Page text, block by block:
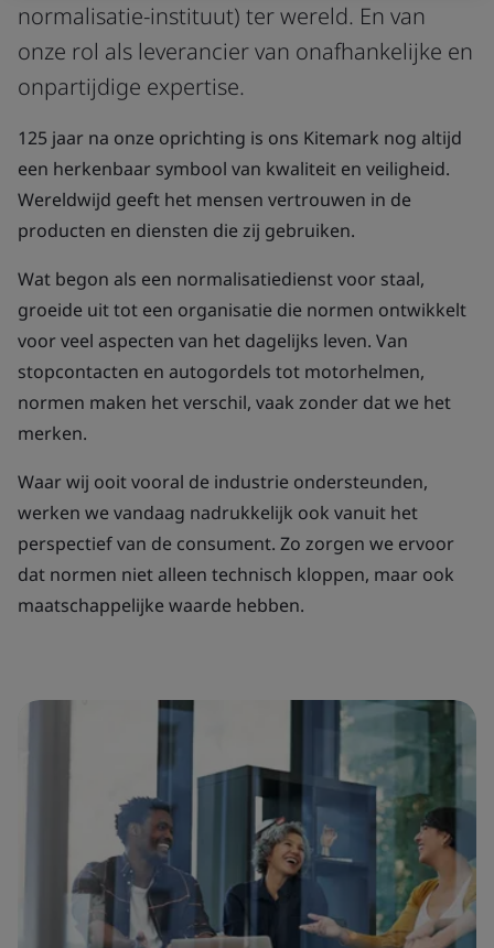
normalisatie-instituut) ter wereld. En van
onze rol als leverancier van onafhankelijke en
onpartijdige expertise.
125 jaar na onze oprichting is ons Kitemark nog altijd
een herkenbaar symbool van kwaliteit en veiligheid.
Wereldwijd geeft het mensen vertrouwen in de
producten en diensten die zij gebruiken.
Wat begon als een normalisatiedienst voor staal,
groeide uit tot een organisatie die normen ontwikkelt
voor veel aspecten van het dagelijks leven. Van
stopcontacten en autogordels tot motorhelmen,
normen maken het verschil, vaak zonder dat we het
merken.
Waar wij ooit vooral de industrie ondersteunden,
werken we vandaag nadrukkelijk ook vanuit het
perspectief van de consument. Zo zorgen we ervoor
dat normen niet alleen technisch kloppen, maar ook
maatschappelijke waarde hebben.